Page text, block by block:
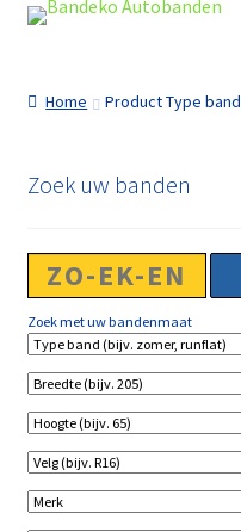
Ga door naar navigatie
Ga naar de inhoud
Informatie
Afrekenen
Home Product Type band
Zoek uw banden
Zoek met uw bandenmaat